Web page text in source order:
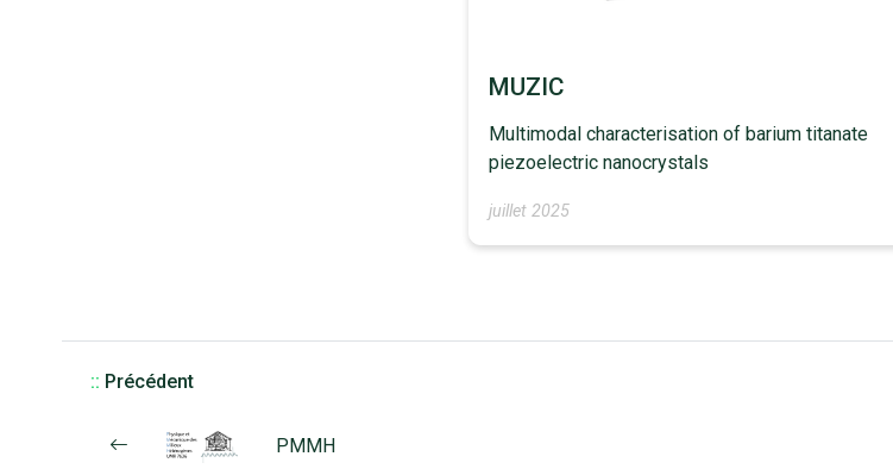
MUZIC
Multimodal characterisation of barium titanate
piezoelectric nanocrystals
juillet 2025
:: Précédent
PMMH